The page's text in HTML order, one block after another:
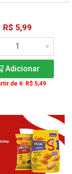
R$ 5,99
Adicionar
de 6: R$ 5,49